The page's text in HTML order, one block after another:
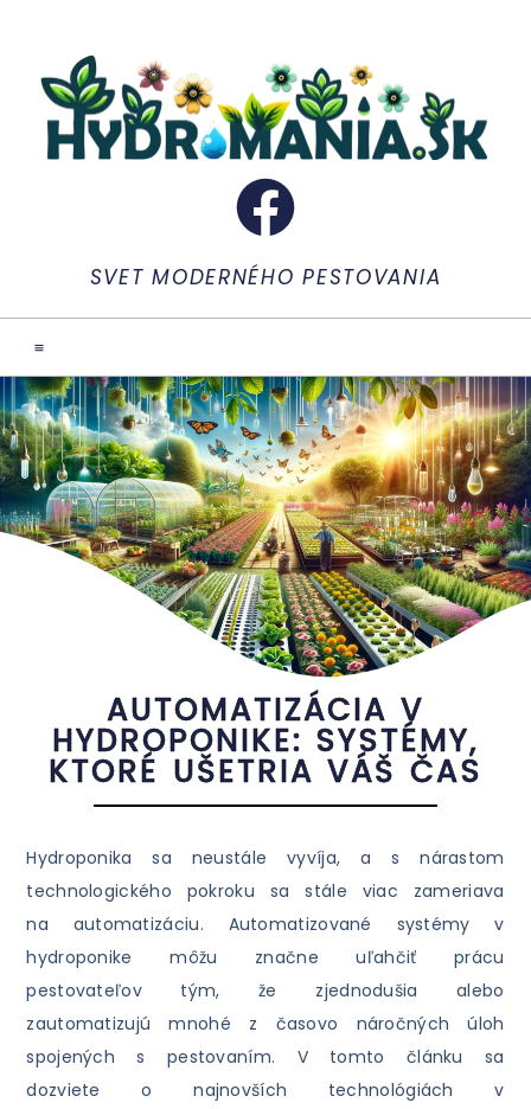
SVET MODERNÉHO PESTOVANIA
AUTOMATIZÁCIA V
HYDROPONIKE: SYSTÉMY,
KTORÉ UŠETRIA VÁŠ ČAS
Hydroponika sa neustále vyvíja, a s nárastom
technologického pokroku sa stále viac zameriava
na automatizáciu. Automatizované systémy v
hydroponike môžu značne uľahčiť prácu
pestovateľov tým, že zjednodušia alebo
zautomatizujú mnohé z časovo náročných úloh
spojených s pestovaním. V tomto článku sa
dozviete o najnovších technológiách v